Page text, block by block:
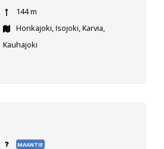
144 m
Honkajoki, Isojoki, Karvia,
Kauhajoki
MAANTIE